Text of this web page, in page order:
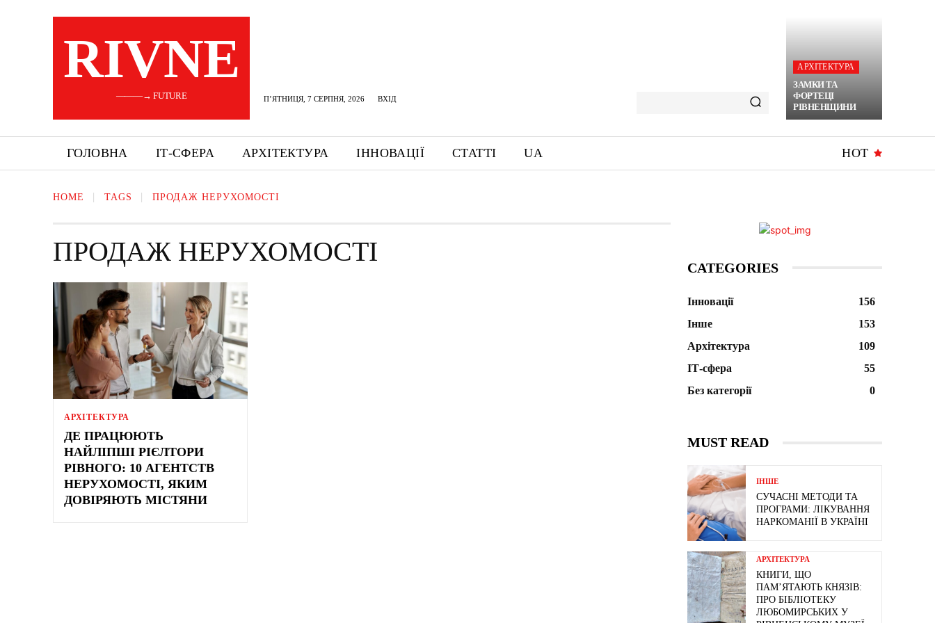
RIVNE
———→ FUTURE П’ЯТНИЦЯ, 7 СЕРПНЯ, 2026 ВХІД
АРХІТЕКТУРА
ЗАМКИ ТА
ФОРТЕЦІ
РІВНЕНЩИНИ
ГОЛОВНА ІТ-СФЕРА АРХІТЕКТУРА ІННОВАЦІЇ СТАТТІ UA HOT
HOME TAGS ПРОДАЖ НЕРУХОМОСТІ
ПРОДАЖ НЕРУХОМОСТІ
АРХІТЕКТУРА
ДЕ ПРАЦЮЮТЬ
НАЙЛІПШІ РІЄЛТОРИ
РІВНОГО: 10 АГЕНТСТВ
НЕРУХОМОСТІ, ЯКИМ
ДОВІРЯЮТЬ МІСТЯНИ
CATEGORIES
Інновації
156
Інше
153
Архітектура
109
ІТ-сфера
55
Без категорії
0
MUST READ
ІНШЕ
СУЧАСНІ МЕТОДИ ТА
ПРОГРАМИ: ЛІКУВАННЯ
НАРКОМАНІЇ В УКРАЇНІ
АРХІТЕКТУРА
КНИГИ, ЩО
ПАМ’ЯТАЮТЬ КНЯЗІВ:
ПРО БІБЛІОТЕКУ
ЛЮБОМИРСЬКИХ У